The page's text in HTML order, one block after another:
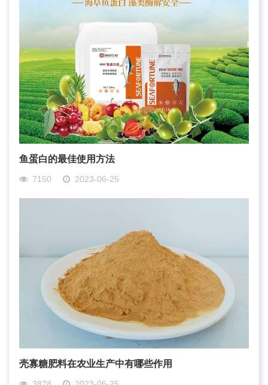
鱼蛋白的最佳使用方法
7150 2023-06-25
壳寡糖肥料在农业生产中有哪些作用